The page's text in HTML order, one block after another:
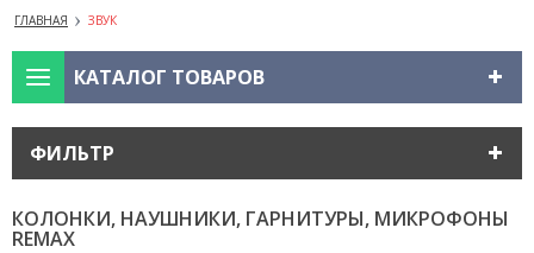
ГЛАВНАЯ ЗВУК
КАТАЛОГ ТОВАРОВ
ФИЛЬТР
КОЛОНКИ, НАУШНИКИ, ГАРНИТУРЫ, МИКРОФОНЫ
REMAX